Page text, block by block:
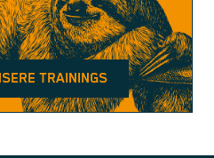
TRAININGS